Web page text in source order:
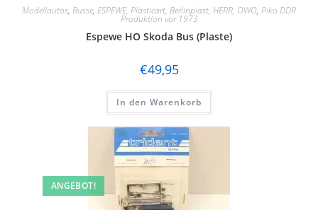
Modellautos, Busse, ESPEWE, Plasticart, Berlinplast, HERR, OWO, Piko DDR
Produktion vor 1973
Espewe HO Skoda Bus (Plaste)
€49,95
In den Warenkorb
ANGEBOT!